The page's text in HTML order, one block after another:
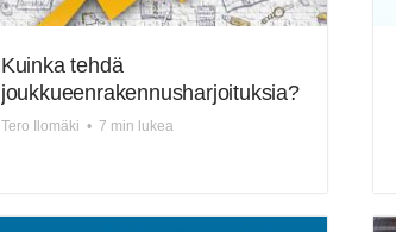
Kuinka tehdä
joukkueenrakennusharjoituksia?
Tero Ilomäki • 7 min lukea